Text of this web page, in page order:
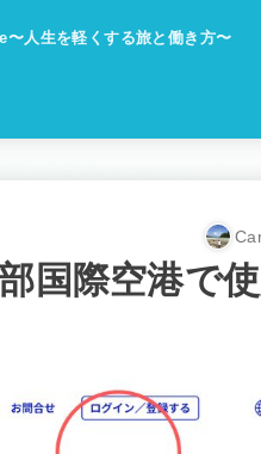
人生を軽くする旅と働き方〜
国際空港で